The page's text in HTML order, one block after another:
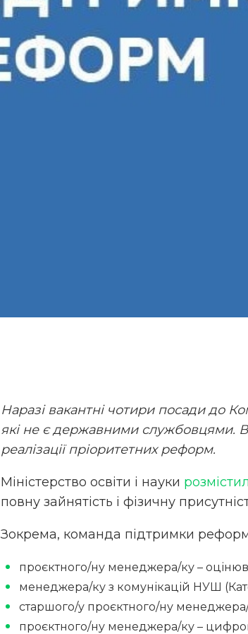
Наразі вакантні чотири посади до
які не є державними службовцями.
реалізації пріоритетних реформ.
Міністерство освіти і науки
повну зайнятість і фізичну
Зокрема, команда підтримки
проєктного/ну менеджера/ку –
менеджера/ку з комунікацій НУШ
старшого/у проєктного/ну
проєктного/ну менеджера/ку –